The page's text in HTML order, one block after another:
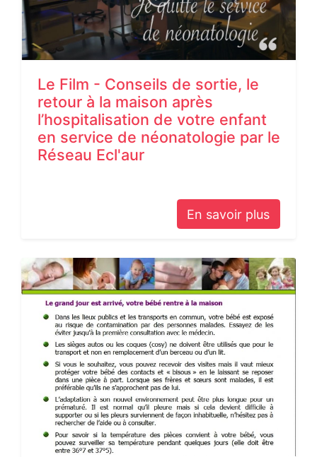
Le Film - Conseils de sortie, le
retour à la maison après
l’hospitalisation de votre enfant
en service de néonatologie par le
Réseau Ecl'aur
En savoir plus